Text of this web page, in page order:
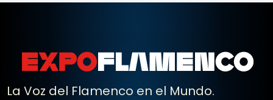
La Voz del Flamenco en el Mundo.